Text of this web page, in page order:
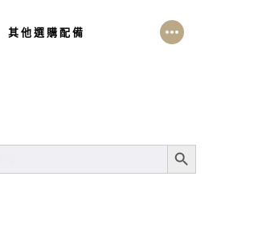
其他選購配備
SEARCH BUTTON